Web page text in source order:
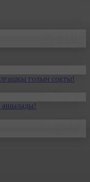
голын соқты!
ашылады!